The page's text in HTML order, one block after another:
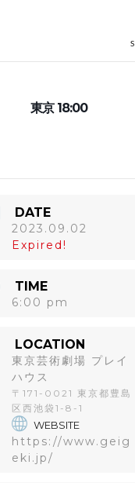
東京 18:00
DATE
2023.09.02
Expired!
TIME
6:00 pm
LOCATION
東京芸術劇場 プレイ
ハウス
〒171-0021 東京都豊島
区西池袋1-8-1
WEBSITE
https://www.geig
eki.jp/